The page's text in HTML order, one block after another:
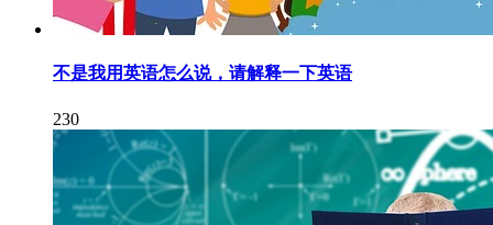
不是我用英语怎么说，请解释一下英语
230